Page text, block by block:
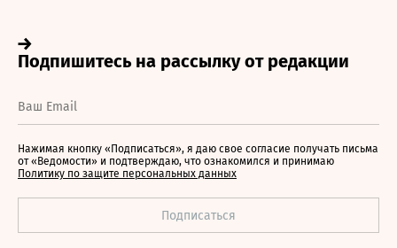
Нажимая кнопку «Подписаться», я даю свое согласие получать письма
от «Ведомости» и подтверждаю, что ознакомился и принимаю
Политику по защите персональных данных